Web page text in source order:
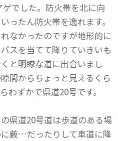
でした。防火帯を北に向
ったん防火帯を逸れます。
なかったのですが地形的に
スを当てて降りていきいも
と明瞭な道に出合いまし
間からちょっと見えるくら
わずかで県道20号です。
県道20号道は歩道のある場
薮…だったりして車道に降